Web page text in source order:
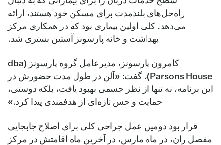
راه‌حل‌های بلندمدت برای مسکن خود هستند، ارائه
می‌دهد. کلی اولین بیماری بود که در همکاری مرکز
بهداشت و خانه پارسونز آستین بستری شد.
کامرون پارسونز، مدیرعامل گروه پارسونز (dba
Parsons House)، گفت: «آلن در طول مدت حضورش در
این برنامه، نه تنها از نظر جسمی بهبود یافت، بلکه دوستی،
حمایت و حس تازه‌ای از هدفمندی پیدا کرد.»
قرار بود دومین عمل جراحی کلی برای اصلاح جابجایی
مفصل ران، در ماه مارس، در آخرین ماه اقامتش در مرکز